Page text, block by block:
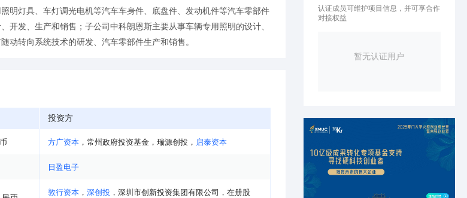
明灯具、车灯调光电机等汽车车身件、底盘件、发动机件等汽车零部件
开发、生产和销售；子公司中科朗恩斯主要从事车辆专用照明的设计、
动转向系统技术的研发、汽车零部件生产和销售。
投资方
方广资本 ， 常州政府投资基金 ， 瑞源创投 ， 启泰资本
日盈电子
敦行资本 ， 深创投 ， 深圳市创新投资集团有限公司 ， 在册股
认证成员可维护项目信息，并可享合作
对接权益
暂无认证用户